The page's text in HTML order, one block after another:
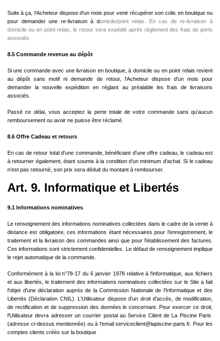
Suite à ça, l'Acheteur dispose d'un mois pour venir récupérer son colis en boutique ou
pour demander une re-livraison à domicile/point relais. En cas de re-livraison à
domicile ou en point relais, le retour sera expédié après règlement des frais de ports
associés.
8.5 Commande revenue au dépôt
Si une commande avec une livraison en boutique, à domicile ou en point relais revient
au dépôt sans motif ni demande de retour, l'Acheteur dispose d'un mois pour
demander la nouvelle expédition en réglant au préalable les frais de livraisons
associés.
Passé ce délai, vous acceptez la perte totale de votre commande sans qu'aucun
remboursement ou avoir ne puisse être réclamé.
8.6 Offre Cadeau et retours
En cas de retour total d'une commande, bénéficiant d'une offre cadeau, le cadeau est
à retourner également, étant soumis à la condition d'un minimum d'achat. Si le cadeau
n'est pas retourné, son prix sera déduit du montant à rembourser.
Art. 9. Informatique et Libertés
9.1 Informations nominatives
Le renseignement des informations nominatives collectées dans le cadre de la vente à
distance est obligatoire, ces informations étant nécessaires pour l’enregistrement, le
traitement et la livraison des commandes ainsi que pour l'établissement des factures.
Ces informations sont strictement confidentielles. Le défaut de renseignement implique
le rejet automatique de la commande.
Conformément à la loi n°78-17 du 6 janvier 1978 relative à l'informatique, aux fichiers
et aux libertés, le traitement des informations nominatives collectées sur le Site a fait
l'objet d'une déclaration auprès de la Commission Nationale de l'Informatique et des
Libertés (Déclaration CNIL). L'Utilisateur dispose d'un droit d'accès, de modification,
de rectification et de suppression des données le concernant. Pour exercer ce droit,
l'Utilisateur devra adresser un courrier postal au Service Client de La Piscine Paris
(adresse ci-dessus mentionnée) ou à l’email serviceclient@lapiscine-paris.fr. Pour les
comptes clients créés sur la boutique